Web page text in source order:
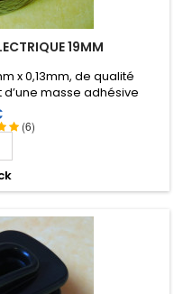
19MM
(6)
x 0,13mm, de qualité
masse adhésive
de l'étirer pour
de -40ºC à +105ºC.